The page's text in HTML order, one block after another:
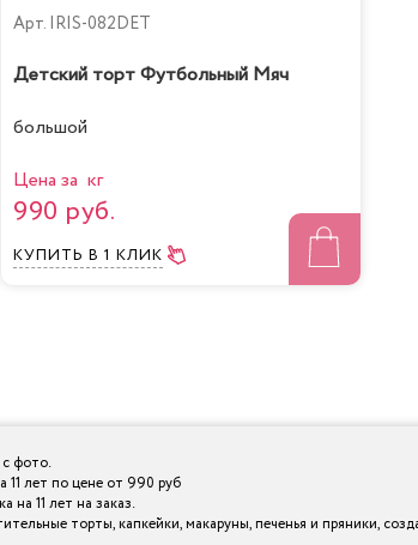
Арт. IRIS-082DET
Детский торт Футбольный Мяч
большой
Цена за кг
990 руб.
КУПИТЬ В 1 КЛИК
с фото.
11 лет по цене от 990 руб
на 11 лет на заказ.
торты, капкейки, макаруны, печенья и пряники,